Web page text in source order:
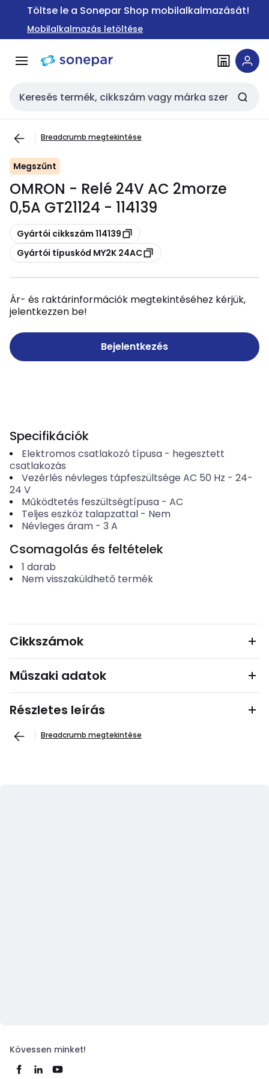
Ugrás a
Ugrás a
tartalomra
Töltse le a Sonepar Shop mobilalkalmazását!
Mobilalkalmazás letöltése
Keresési bemenet
Breadcrumb megtekintése
Megszűnt
OMRON - Relé 24V AC 2morze
0,5A GT21124 - 114139
Másolás
Gyártói cikkszám 114139
Másolás
Gyártói típuskód MY2K 24AC
Ár- és raktárinformációk megtekintéséhez kérjük,
jelentkezzen be!
Bejelentkezés
Specifikációk
Elektromos csatlakozó típusa- hegesztett
csatlakozás
Vezérlés névleges tápfeszültsége AC 50 Hz - 24-
24 V
Működtetés feszültségtípusa- AC
Teljes eszköz talapzattal- Nem
Névleges áram- 3 A
Csomagolás és feltételek
1 darab
Nem visszaküldhető termék
Cikkszámok
Műszaki adatok
Részletes leírás
Breadcrumb megtekintése
Kövessen minket!